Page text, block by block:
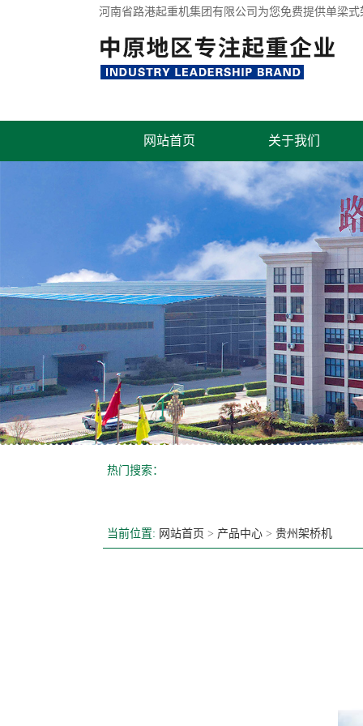
河南省路港起重机集团有限公司为您免费提供单梁式
网站首页 关于我们
联系我们
热门搜索：
当前位置: 网站首页 > 产品中心 > 贵州架桥机